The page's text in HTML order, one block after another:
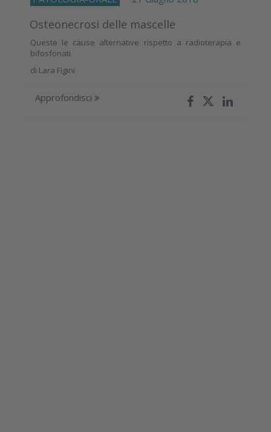
Osteonecrosi delle mascelle
Queste le cause alternative rispetto a radioterapia e
bifosfonati
di Lara Figini
Approfondisci